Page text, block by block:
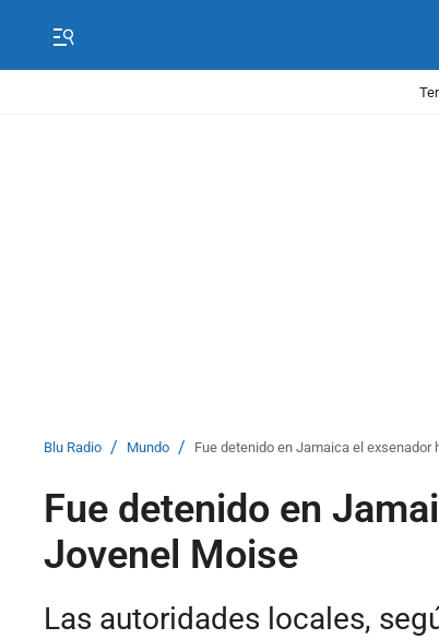
Blu Radio / Mundo / Fue detenido en Jamaica el
Fue detenido en
Jovenel Moise
Las autoridades locales,